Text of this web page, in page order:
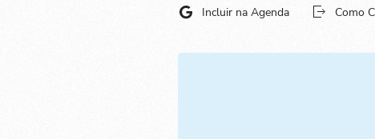
Incluir na Agenda Como